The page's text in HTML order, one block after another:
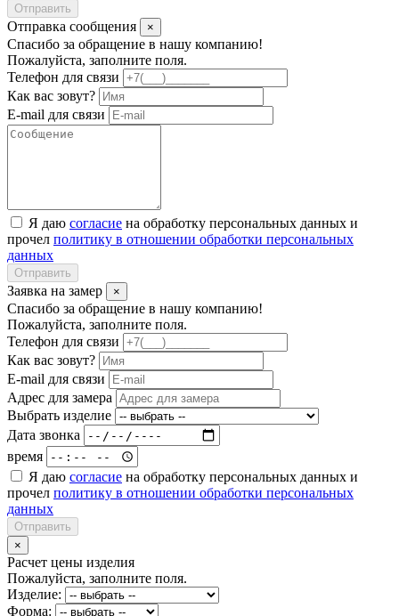
Отправить
Отправка сообщения ×
Спасибо за обращение в нашу компанию!
Пожалуйста, заполните поля.
Телефон для связи
Как вас зовут?
E-mail для связи
Я даю согласие на обработку персональных данных и
прочел политику в отношении обработки персональных
данных
Отправить
Заявка на замер ×
Спасибо за обращение в нашу компанию!
Пожалуйста, заполните поля.
Телефон для связи
Как вас зовут?
E-mail для связи
Адрес для замера
Выбрать изделие
Дата звонка
время
Я даю согласие на обработку персональных данных и
прочел политику в отношении обработки персональных
данных
Отправить
×
Расчет цены изделия
Пожалуйста, заполните поля.
Изделие:
Форма: